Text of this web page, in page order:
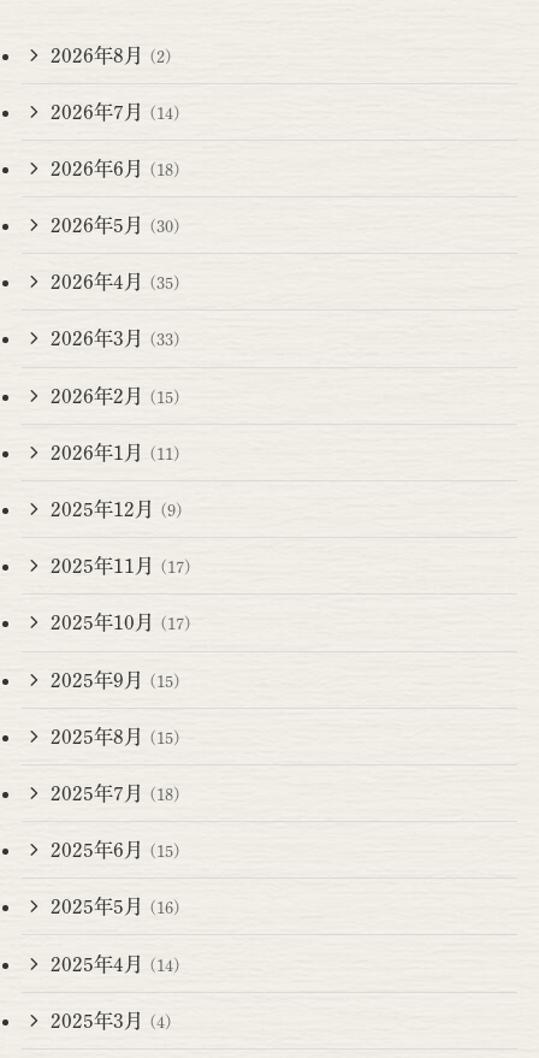
2026年8月 (2)
2026年7月 (14)
2026年6月 (18)
2026年5月 (30)
2026年4月 (35)
2026年3月 (33)
2026年2月 (15)
2026年1月 (11)
2025年12月 (9)
2025年11月 (17)
2025年10月 (17)
2025年9月 (15)
2025年8月 (15)
2025年7月 (18)
2025年6月 (15)
2025年5月 (16)
2025年4月 (14)
2025年3月 (4)